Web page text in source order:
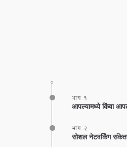
भाग १
आपल्यामध्ये किंवा
भाग २
सोशल नेटवर्किंग